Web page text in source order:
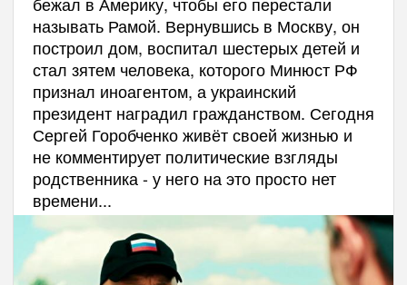
называть Рамой. Вернувшись в Москву, он
построил дом, воспитал шестерых детей и
стал зятем человека, которого Минюст РФ
признал иноагентом, а украинский
президент наградил гражданством. Сегодня
Сергей Горобченко живёт своей жизнью и
не комментирует политические взгляды
родственника - у него на это просто нет
времени...